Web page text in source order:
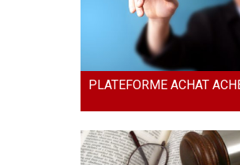
PLATEFORME ACHAT